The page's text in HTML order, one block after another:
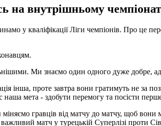
на внутрішньому
у кваліфікації Ліги чемпіонів. Про це
Ми знаємо один одного дуже добре,
проте завтра вони гратимуть не за
мета - здобути перемогу та посісти
гравців від матчу до матчу, щоб
матч у турецькій Суперлізі проти